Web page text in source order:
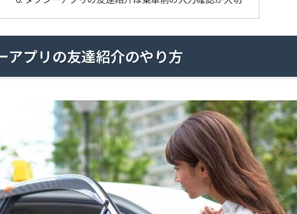
アプリの友達紹介のやり方